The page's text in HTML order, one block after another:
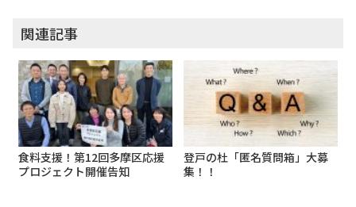
関連記事
食料支援！第12回多摩区応援
プロジェクト開催告知
登戸の杜「匿名質問箱」大募
集！！